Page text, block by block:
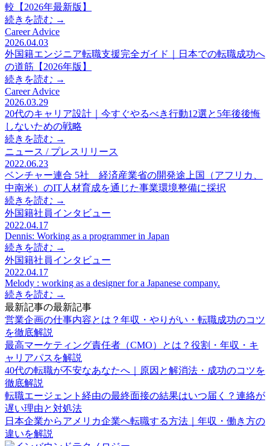
較【2026年最新版】
続きを読む →
Career Advice
2026.04.03
外国籍エンジニア転職支援完全ガイド｜日本での転職成功へ
の道筋【2026年版】
続きを読む →
Career Advice
2026.03.29
20代のキャリア設計｜今すぐやるべき行動12選と5年後後悔
しないための戦略
続きを読む →
ニュース / プレスリリース
2022.06.23
ベンチャー連合 5社 経済産業省の開発途上国（アフリカ、
中南米）のIT人材育成を通じた事業環境整備に採択
続きを読む →
外国籍社員インタビュー
2022.04.17
Dennis: Working as a programmer in Japan
続きを読む →
外国籍社員インタビュー
2022.04.17
Melody : working as a designer for a Japanese company.
続きを読む →
最新記事の最新記事
営業企画の仕事内容とは？年収・やりがい・転職成功のコツ
を徹底解説
最高マーケティング責任者（CMO）とは？役割・年収・キ
ャリアパスを解説
40代の転職が不安なあなたへ｜原因と解消法・成功のコツを
徹底解説
転職エージェント経由の最終面接の結果はいつ届く？連絡が
遅い理由と対処法
日本企業からアメリカ企業へ転職する方法｜年収・働き方の
違いを解説